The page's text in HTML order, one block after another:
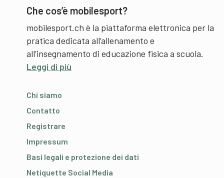
Che cos’è mobilesport?
mobilesport.ch è la piattaforma elettronica per la
pratica dedicata all’allenamento e
all’insegnamento di educazione fisica a scuola.
Leggi di più
Chi siamo
Contatto
Registrare
Impressum
Basi legali e protezione dei dati
Netiquette Social Media